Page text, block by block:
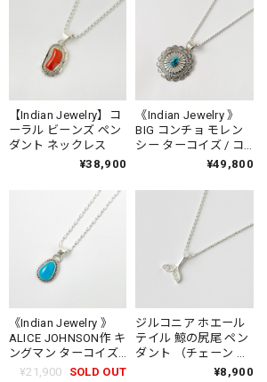
【Indian Jewelry】コ
ーラル ビーンズ ペン
ダント ネックレス
¥38,900
《Indian Jewelry 》
BIG コンチョ モレン
シー ターコイズ / コ
ーラル ペンダント
¥49,800
《Indian Jewelry 》
ALICE JOHNSON作 キ
ングマン ターコイズ
ロープワーク ペンダ
¥21,900 SOLD OUT
ジルコニア ホエール
テイル 鯨の尻尾 ペン
ダント （チェーン オ
プション） 鯨 クジラ
¥8,900